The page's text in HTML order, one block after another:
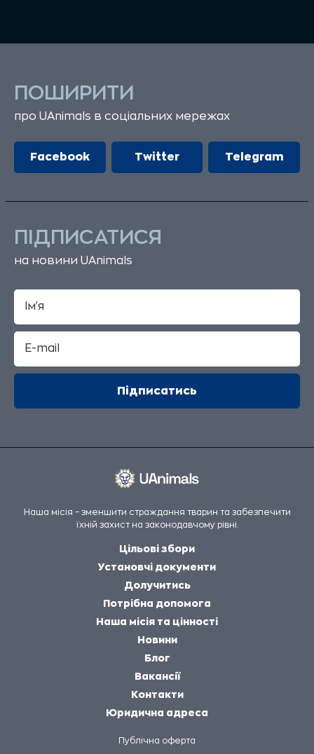
ПОШИРИТИ
про UAnimals в соціальних мережах
Facebook Twitter Telegram
ПІДПИСАТИСЯ
на новини UAnimals
Наша місія – зменшити страждання тварин та забезпечити
їхній захист на законодавчому рівні.
Цільові збори
Установчі документи
Долучитись
Потрібна допомога
Наша місія та цінності
Новини
Блог
Вакансії
Контакти
Юридична адреса
Публічна оферта